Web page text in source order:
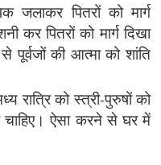
पितरों को मार्ग
कर पितरों को मार्ग दिखा
की आत्मा को शांति
रात्रि को स्त्री-पुरुषों को
ऐसा करने से घर में